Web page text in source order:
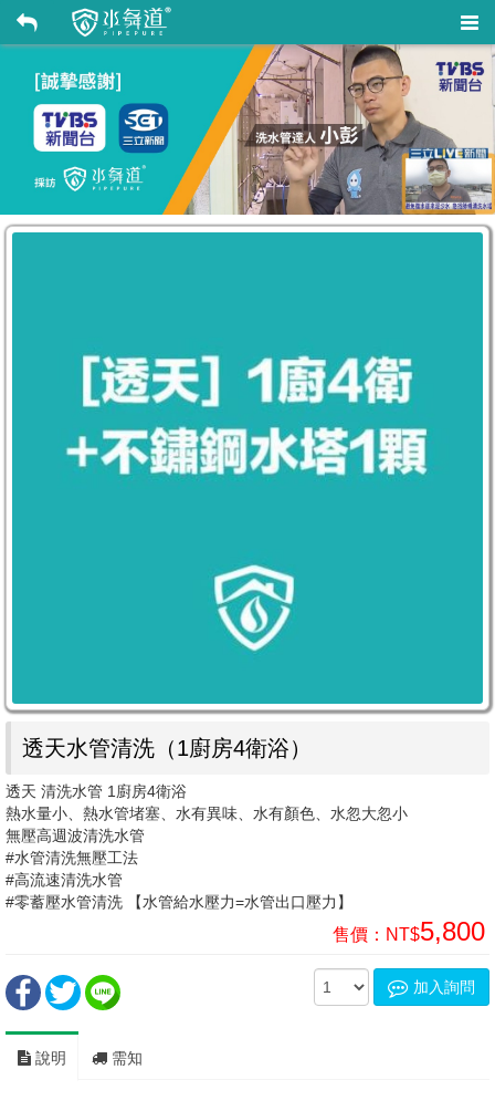
透天水管清洗（1廚房4衛浴）
透天 清洗水管 1廚房4衛浴
熱水量小、熱水管堵塞、水有異味、水有顏色、水忽大忽小
無壓高週波清洗水管
#水管清洗無壓工法
#高流速清洗水管
#零蓄壓水管清洗 【水管給水壓力=水管出口壓力】
售價： NT$5,800
加入詢問
說明 需知